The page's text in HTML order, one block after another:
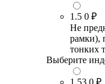
1.5 0 ₽
Не
рамки),
тонких
Выберите
1.53 0 ₽